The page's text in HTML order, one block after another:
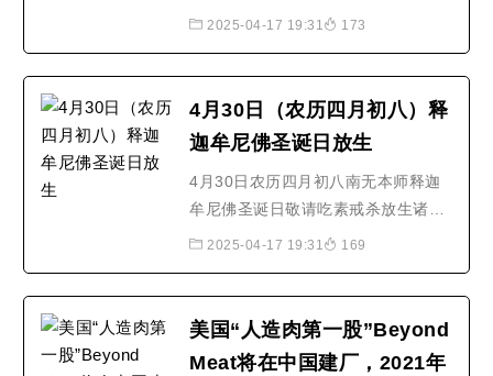
2025-04-17 19:31 173
4月30日（农历四月初八）释
迦牟尼佛圣诞日放生
4月30日农历四月初八南无本师释迦
牟尼佛圣诞日敬请吃素戒杀放生诸恶
莫作、众善奉行！
2025-04-17 19:31 169
美国“人造肉第一股”Beyond
Meat将在中国建厂，2021年